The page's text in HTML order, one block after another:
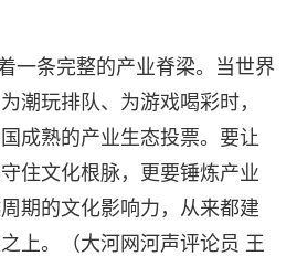
一条完整的产业脊梁。当世界
潮玩排队、为游戏喝彩时，
成熟的产业生态投票。要让
住文化根脉，更要锤炼产业
期的文化影响力，从来都建
上。（大河网河声评论员 王